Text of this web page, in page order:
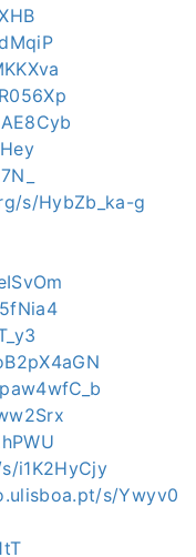
s/HybZb_ka-g
i1K2HyCjy
s/Ywyv0